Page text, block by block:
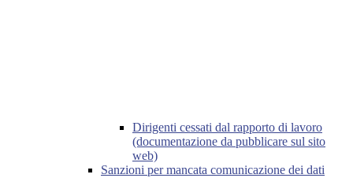
Dirigenti cessati dal rapporto di lavoro
(documentazione da pubblicare sul sito
web)
Sanzioni per mancata comunicazione dei dati